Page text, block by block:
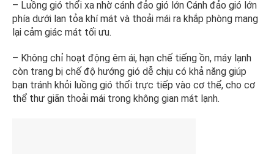
– Luồng gió thổi xa nhờ cánh đảo gió lớn Cánh đảo gió lớn
phía dưới lan tỏa khí mát và thoải mái ra khắp phòng mang
lại cảm giác mát tối ưu.
– Không chỉ hoạt động êm ái, hạn chế tiếng ồn, máy lạnh
còn trang bị chế độ hướng gió dễ chịu có khả năng giúp
bạn tránh khỏi luồng gió thổi trực tiếp vào cơ thể, cho cơ
thể thư giãn thoải mái trong không gian mát lạnh.